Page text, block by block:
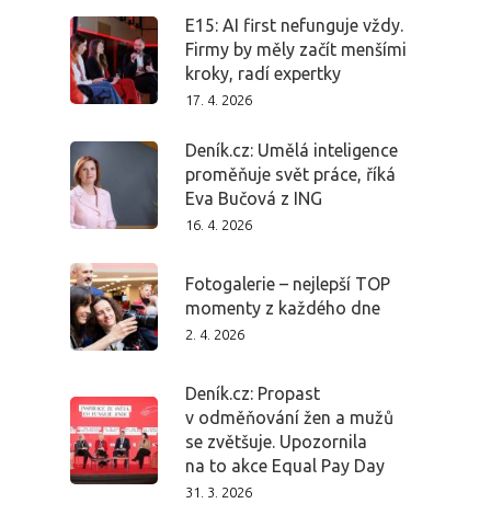
E15: AI first nefunguje vždy.
Firmy by měly začít menšími
kroky, radí expertky
17. 4. 2026
Deník.cz: Umělá inteligence
proměňuje svět práce, říká
Eva Bučová z ING
16. 4. 2026
Fotogalerie – nejlepší TOP
momenty z každého dne
2. 4. 2026
Deník.cz: Propast
v odměňování žen a mužů
se zvětšuje. Upozornila
na to akce Equal Pay Day
31. 3. 2026
PŘIHLÁŠENÍ
Program 26.3.
Osobnosti
Dopad